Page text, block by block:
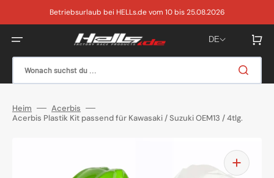
Betriebsurlaub bei HELLs.de vom 10 bis 25.08.2026
Wonach suchst du ...
DE
Heim
Acerbis
Acerbis Plastik Kit passend für Kawasaki / Suzuki OEM13 / 4tlg.